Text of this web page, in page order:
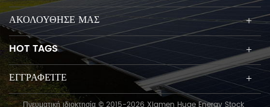
ΑΚΟΛΟΥΘΗΣΕ ΜΑΣ
HOT TAGS
ΕΓΓΡΑΦΕΊΤΕ